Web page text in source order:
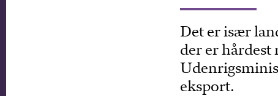
Det er især
der er
eksport.